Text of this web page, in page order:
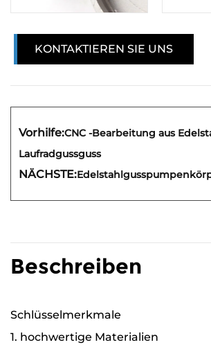
KONTAKTIEREN SIE UNS
Vorhilfe:CNC -Bearbeitung aus
Laufradgussguss
NÄCHSTE:
Beschreiben
Schlüsselmerkmale
1. hochwertige Materialien